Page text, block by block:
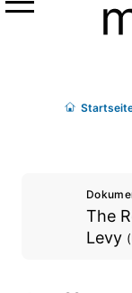
Menü
Start
The
Levy